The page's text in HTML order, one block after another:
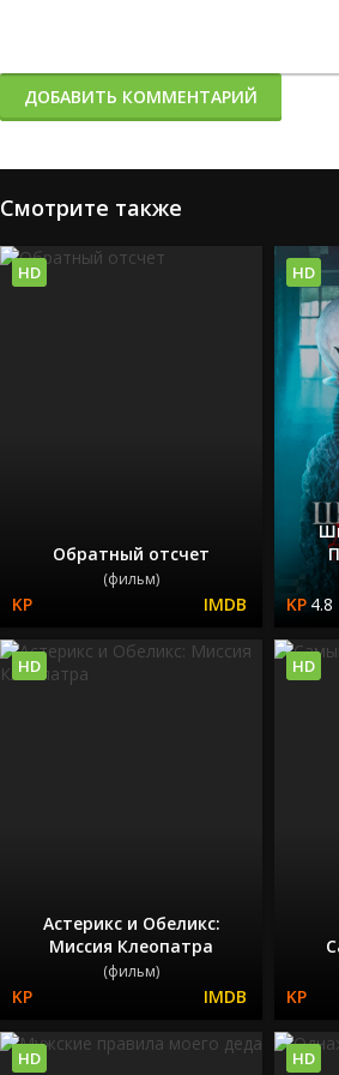
ДОБАВИТЬ КОММЕНТАРИЙ
Смотрите также
Обратный отсчет
(фильм)
HD
4.8
HD
Астерикс и Обеликс:
Миссия Клеопатра
(фильм)
HD HD
HD HD